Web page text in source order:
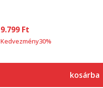
9.799 Ft
Kedvezmény30%
kosárba